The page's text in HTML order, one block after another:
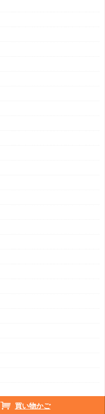
買い物かご